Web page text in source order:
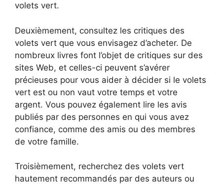
volets vert.
Deuxièmement, consultez les critiques des
volets vert que vous envisagez d’acheter. De
nombreux livres font l’objet de critiques sur des
sites Web, et celles-ci peuvent s’avérer
précieuses pour vous aider à décider si le volets
vert est ou non vaut votre temps et votre
argent. Vous pouvez également lire les avis
publiés par des personnes en qui vous avez
confiance, comme des amis ou des membres
de votre famille.
Troisièmement, recherchez des volets vert
hautement recommandés par des auteurs ou